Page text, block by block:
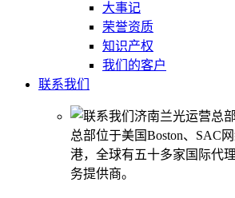
大事记
荣誉资质
知识产权
我们的客户
联系我们
济南兰光运营总
总部位于美国Boston、SAC
港，全球有五十多家国际代
务提供商。